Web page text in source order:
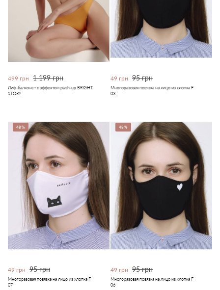
499 грн 1 199 грн
Лиф-балконет с эффектом push-up BRIGHT
STORY
49 грн 95 грн
Многоразовая повязка на лицо из хлопка F
03
48%
49 грн 95 грн
Многоразовая повязка на лицо из хлопка F
07
48%
49 грн 95 грн
Многоразовая повязка на лицо из хлопка F
06